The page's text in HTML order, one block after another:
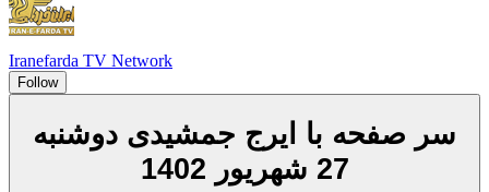
Iranefarda TV Network
Follow
سر صفحه با ایرج جمشیدی دوشنبه
27 شهریور 1402